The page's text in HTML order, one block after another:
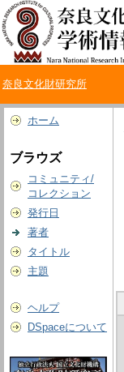
奈良文化財研究所
ホーム
ブラウズ
コミュニティ/
コレクション
発行日
著者
タイトル
主題
ヘルプ
DSpaceについて